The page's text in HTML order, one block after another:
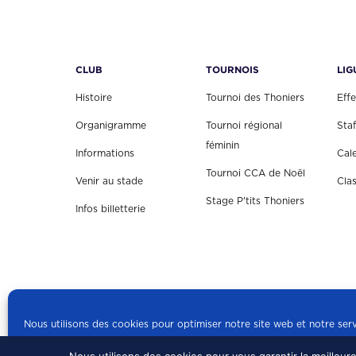
Nous utilisons des cookies pour optimiser notre site web et notre
CLUB
Histoire
Organigramme
Informations
Venir au stade
Infos billetterie
TOURNOIS
Tournoi des Thoniers
Tournoi régional
féminin
Tournoi CCA de Noël
Stage P'tits Thoniers